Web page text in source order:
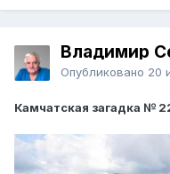
Владимир
Опубликовано 20
Камчатская загадка №